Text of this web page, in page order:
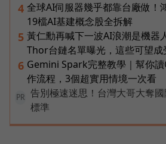
4 全球AI伺服器幾乎都靠台廠做
19檔AI基建概念股全拆解
5 黃仁勳再喊下一波AI浪潮是機器
Thor台鏈名單曝光，這些可望成
6 Gemini Spark完整教學｜幫你
作流程，3個超實用情境一次看
PR
告別極速迷思！台灣大哥大奪
標準